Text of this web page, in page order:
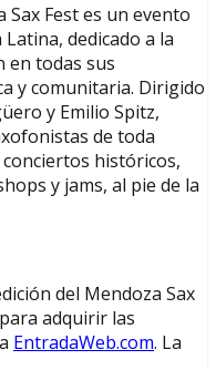
Fest es un evento
dedicado a la
en todas sus
y comunitaria. Dirigido
y Emilio Spitz,
de toda
históricos,
y jams, al pie de la
del Mendoza Sax
adquirir las
EntradaWeb.com. La